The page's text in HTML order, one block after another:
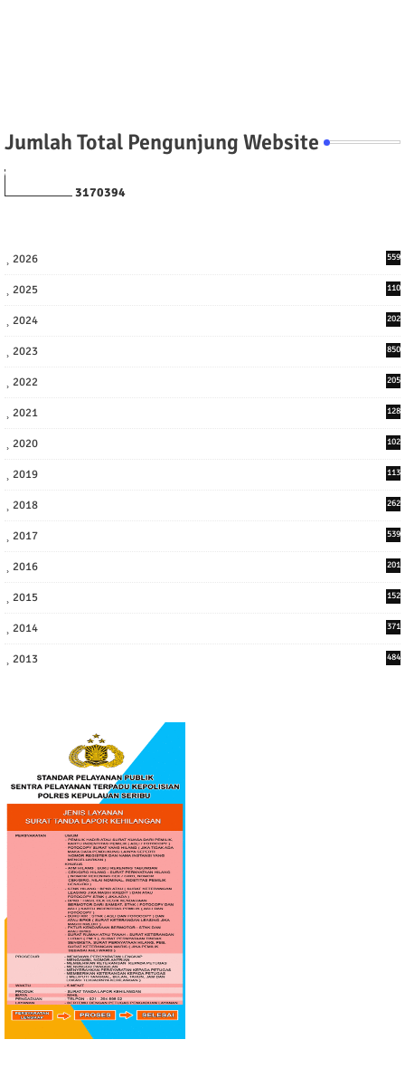
Jumlah Total Pengunjung Website
3170394
2026 559
2025
110
2024
202
2023 850
2022
205
2021
128
2020
102
2019
113
2018
262
2017
539
2016
201
2015 152
2014 371
2013 484